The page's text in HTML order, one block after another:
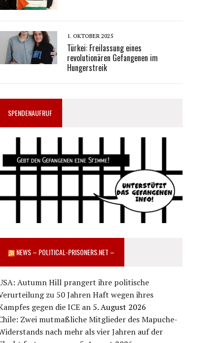
1. OKTOBER 2025
Türkei: Freilassung eines
revolutionären Gefangenen im
Hungerstreik
SPENDENAUFRUF
NEWS – POLITICAL-PRISONERS.NET –
Autumn Hill prangert ihre politische
zu 50 Jahren Haft wegen ihres
gegen die ICE an 5. August 2026
Zwei mutmaßliche Mitglieder des Mapuche-
nach mehr als vier Jahren auf der